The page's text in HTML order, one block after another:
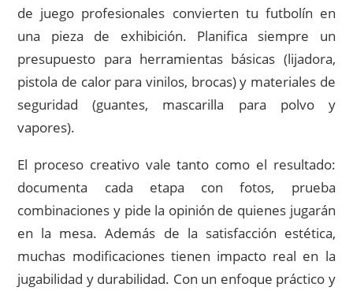
de juego profesionales convierten tu futbolín en
una pieza de exhibición. Planifica siempre un
presupuesto para herramientas básicas (lijadora,
pistola de calor para vinilos, brocas) y materiales de
seguridad (guantes, mascarilla para polvo y
vapores).
El proceso creativo vale tanto como el resultado:
documenta cada etapa con fotos, prueba
combinaciones y pide la opinión de quienes jugarán
en la mesa. Además de la satisfacción estética,
muchas modificaciones tienen impacto real en la
jugabilidad y durabilidad. Con un enfoque práctico y